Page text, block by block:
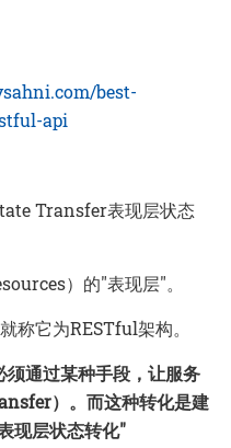
best-
api
Transfer表现层状态
）的"表现层"。
称它为RESTful架构。
通过某种手段，让服务
）。而这种转化是建
现层状态转化"